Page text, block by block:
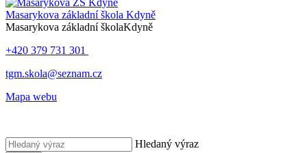
Masarykova základní škola Kdyně
Masarykova základní školaKdyně
+420 379 731 301
tgm.skola@seznam.cz
Mapa webu
Hledaný výraz